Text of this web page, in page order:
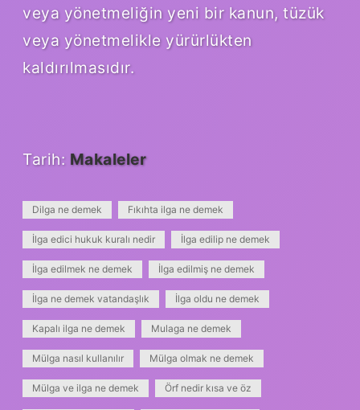
veya yönetmeliğin yeni bir kanun, tüzük
veya yönetmelikle yürürlükten
kaldırılmasıdır.
Tarih: Makaleler
Dilga ne demek Fıkıhta ilga ne demek
İlga edici hukuk kuralı nedir İlga edilip ne demek
İlga edilmek ne demek İlga edilmiş ne demek
İlga ne demek vatandaşlık İlga oldu ne demek
Kapalı ilga ne demek Mulaga ne demek
Mülga nasıl kullanılır Mülga olmak ne demek
Mülga ve ilga ne demek Örf nedir kısa ve öz